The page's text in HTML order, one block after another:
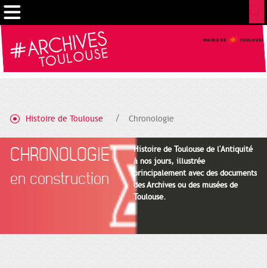
Histoire de Toulouse Chronologie
CHRONOLOGIE
en construction
Histoire de Toulouse de l'Antiquité
à nos jours, illustrée
principalement avec des documents
des Archives ou des musées de
Toulouse.
Cookies management panel